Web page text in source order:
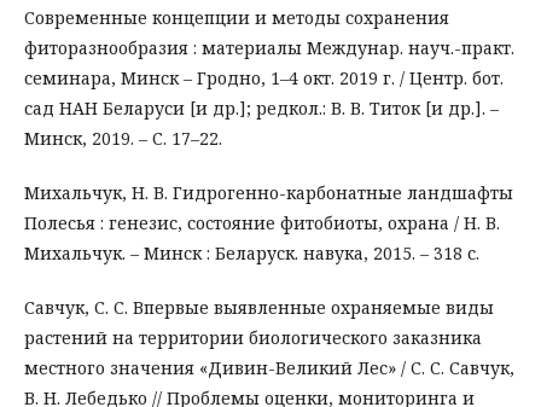
Современные концепции и методы сохранения
фиторазнообразия : материалы Междунар. науч.-практ.
семинара, Минск – Гродно, 1–4 окт. 2019 г. / Центр. бот.
сад НАН Беларуси [и др.]; редкол.: В. В. Титок [и др.]. –
Минск, 2019. – С. 17–22.
Михальчук, Н. В. Гидрогенно-карбонатные ландшафты
Полесья : генезис, состояние фитобиоты, охрана / Н. В.
Михальчук. – Минск : Беларуск. навука, 2015. – 318 с.
Савчук, С. С. Впервые выявленные охраняемые виды
растений на территории биологического заказника
местного значения «Дивин-Великий Лес» / С. С. Савчук,
В. Н. Лебедько // Проблемы оценки, мониторинга и